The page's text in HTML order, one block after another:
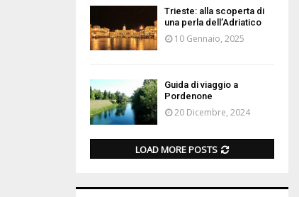
Trieste: alla scoperta di
una perla dell’Adriatico
10 Gennaio, 2025
Guida di viaggio a
Pordenone
20 Dicembre, 2024
LOAD MORE POSTS